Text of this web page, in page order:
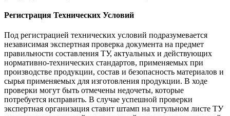
Регистрация Технических Условий
Под регистрацией технических условий подразумевается
независимая экспертная проверка документа на предмет
правильности составления ТУ, актуальных и действующих
нормативно-технических стандартов, применяемых при
производстве продукции, состав и безопасность материалов и
сырья применяемых для изготовления продукции. В ходе
проверки могут быть отмечены недочеты, которые
потребуется исправить. В случае успешной проверки
экспертная организация ставит штамп на титульном листе ТУ